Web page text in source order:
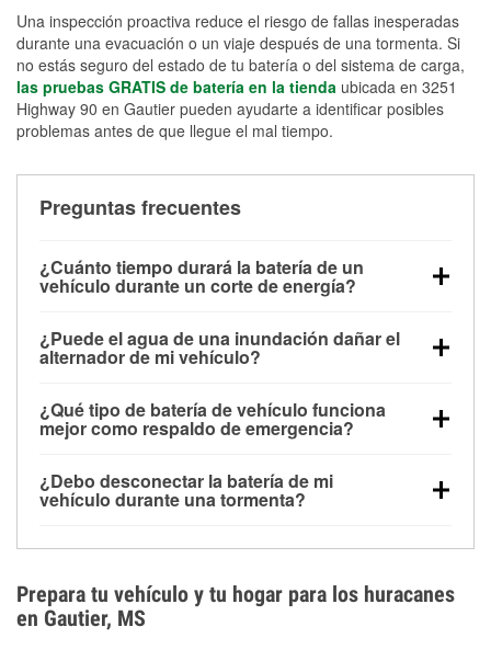
Una inspección proactiva reduce el riesgo de fallas inesperadas
durante una evacuación o un viaje después de una tormenta. Si
no estás seguro del estado de tu batería o del sistema de carga,
las pruebas GRATIS de batería en la tienda ubicada en 3251
Highway 90 en Gautier pueden ayudarte a identificar posibles
problemas antes de que llegue el mal tiempo.
Preguntas frecuentes
¿Cuánto tiempo durará la batería de un
vehículo durante un corte de energía?
alimentar pequeños accesorios durante un tiempo
limitado, pero el uso repetido sin conducir el vehículo
contar con un equipo de carga de respaldo para
cortes prolongados.
¿Puede el agua de una inundación dañar el
alternador de mi vehículo?
parte baja del compartimento del motor y pueden
dañarse si se sumergen, lo que puede provocar una
días después de la exposición.
¿Qué tipo de batería de vehículo funciona
mejor como respaldo de emergencia?
para aplicaciones de ciclo profundo porque son
selladas, resistentes a las vibraciones y más
¿Debo desconectar la batería de mi
vehículo durante una tormenta?
los daños por inundación. Evitar el agua estancada y
preparar opciones de carga de respaldo son
medidas de protección más efectivas.
Prepara tu vehículo y tu hogar para los huracanes
en Gautier, MS